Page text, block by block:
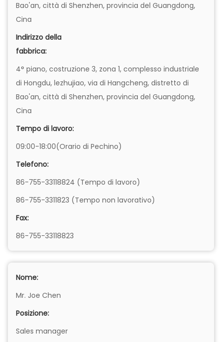
Bao'an, città di Shenzhen, provincia del Guangdong,
Cina
Indirizzo della
fabbrica:
4° piano, costruzione 3, zona 1, complesso industriale
di Hongdu, lezhujiao, via di Hangcheng, distretto di
Bao'an, città di Shenzhen, provincia del Guangdong,
Cina
Tempo di lavoro:
09:00-18:00(Orario di Pechino)
Telefono:
86-755-33118824 (Tempo di lavoro)
86-755-3311823 (Tempo non lavorativo)
Fax:
86-755-33118823
Nome:
Mr. Joe Chen
Posizione:
Sales manager